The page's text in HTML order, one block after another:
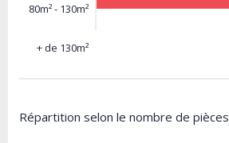
80m² - 130m²
+ de 130m²
Répartition selon le nombre de pièces